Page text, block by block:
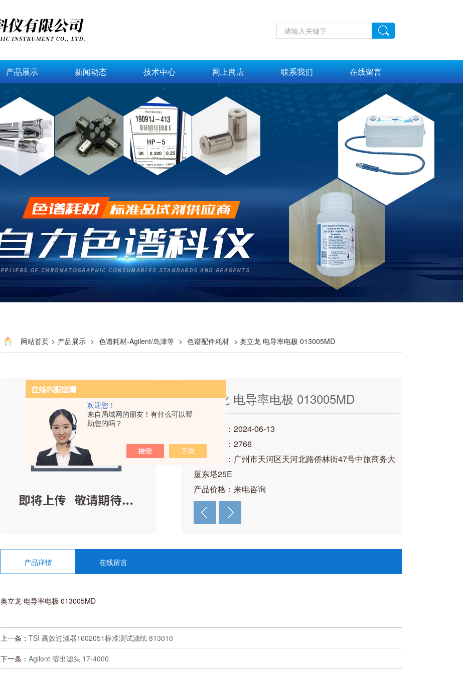
欢迎您！
来自局域网的朋友！有什么可以帮
助您的吗？
产品展示 新闻动态 技术中心 网上商店 联系我们 在线留言
网站首页 > 产品展示 > 色谱耗材-Agilent/岛津等 > 色谱配件耗材 > 奥立龙 电导率电极 013005MD
奥立龙 电导率电极 013005MD
发布时间：2024-06-13
访问次数：2766
公司地址：广州市天河区天河北路侨林街47号中旅商务大
厦东塔25E
产品价格：来电咨询
产品详情 在线留言
奥立龙 电导率电极 013005MD
上一条： TSI 高效过滤器1602051标准测试滤纸 813010
下一条： Agilent 溶出滤头 17-4000